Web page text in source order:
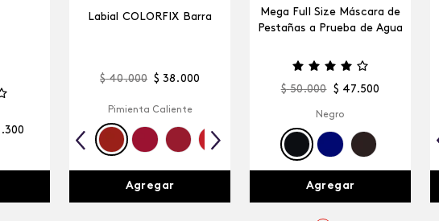
.300
Labial COLORFIX Barra
$ 40.000 $ 38 .000
Pimienta Caliente
Agregar
Mega Full Size Máscara de
Pestañas a Prueba de Agua
$ 50.000 $ 47.500
Negro
Agregar